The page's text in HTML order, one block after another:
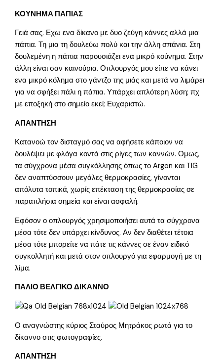
ΚΟΥΝΗΜΑ ΠΑΠΙΑΣ
Γειά σας. Εχω ενα δίκανο με δυο ζεύγη κάννες αλλά μια
πάπια. Τη μια τη δουλεύω πολύ και την άλλη σπάνια. Στη
δουλεμένη η πάπια παρουσιάζει ενα μικρό κούνημα. Στην
άλλη είναι σαν καινούρια. Οπλουργός μου είπε να κάνει
ενα μικρό κόλημα στο γάντζο της μιάς και μετά να λιμάρει
για να σφήξει πάλι η πάπια. Υπάρχει απλότερη λύση; πχ
με εποξηκή στο σημείο εκεί; Ευχαριστώ.
ΑΠΑΝΤΗΣΗ
Κατανοώ τον δισταγμό σας να αφήσετε κάποιον να
δουλέψει με φλόγα κοντά στις ρίγες των καννών. Ομως,
τα σύγχρονα μέσα συγκόλλησης όπως το Argon και TIG
δεν αναπτύσσουν μεγάλες θερμοκρασίες, γίνονται
απόλυτα τοπικά, χωρίς επέκταση της θερμοκρασίας σε
παραπλήσια σημεία και είναι ασφαλή.
Εφόσον ο οπλουργός χρησιμοποιήσει αυτά τα σύγχρονα
μέσα τότε δεν υπάρχει κίνδυνος. Αν δεν διαθέτει τέτοια
μέσα τότε μπορείτε να πάτε τις κάννες σε έναν ειδικό
συγκολλητή και μετά στον οπλουργό για εφαρμογή με τη
λίμα.
ΠΑΛΙΟ ΒΕΛΓΙΚΟ ΔΙΚΑΝΝΟ
Ο αναγνώστης κύριος Σταύρος Μητράκος ρωτά για το
δίκαννο στις φωτογραφίες.
ΑΠΑΝΤΗΣΗ